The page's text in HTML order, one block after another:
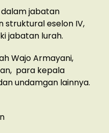
jabatan
struktural eselon IV,
jabatan lurah.
Wajo Armayani,
para kepala
undamgan lainnya.